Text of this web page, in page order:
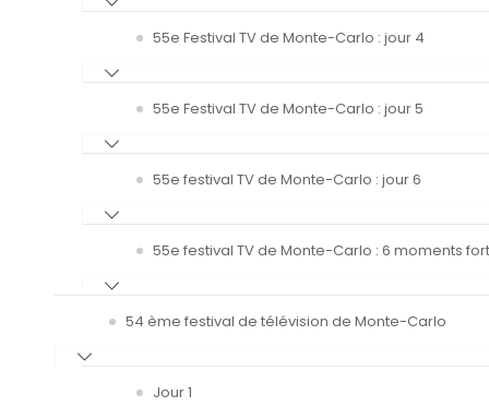
55e Festival TV de Monte-Carlo : jour 4
55e Festival TV de Monte-Carlo : jour 5
55e festival TV de Monte-Carlo : jour 6
55e festival TV de Monte-Carlo : 6 moments
54 ème festival de télévision de Monte-Carlo
Jour 1